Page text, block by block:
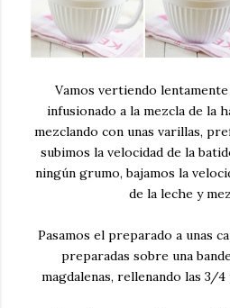
Vamos vertiendo
infusionado a la mezcla de la
mezclando con unas varillas,
subimos la velocidad de la
ningún grumo, bajamos la
de la leche y
Pasamos el preparado a unas
preparadas sobre una
magdalenas, rellenando las 3/